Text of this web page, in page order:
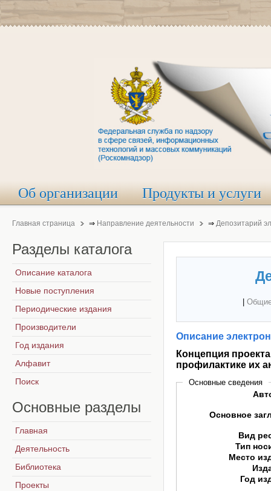
Об организации Продукты и услуги
Главная страница ⇒ Направление деятельности ⇒ Депозитарий
Описание
Концепция
профилактике их
Основные сведения
Основное
Вид
Тип
Место
Год
Разделы каталога
Описание каталога
Новые поступления
Периодические издания
Производители
Год издания
Алфавит
Поиск
Основные разделы
Главная
Деятельность
Библиотека
Проекты